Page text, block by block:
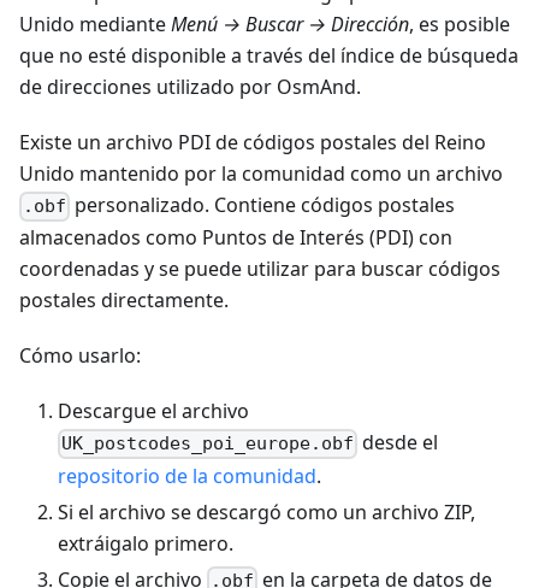
Unido medianteMenú → Buscar → Dirección, es posible
que no esté disponible a través del índice de búsqueda
de direcciones utilizado por OsmAnd.
Existe un archivo PDI de códigos postales del Reino
Unido mantenido por la comunidad como un archivo
.obf personalizado. Contiene códigos postales
almacenados como Puntos de Interés (PDI) con
coordenadas y se puede utilizar para buscar códigos
postales directamente.
Cómo usarlo:
Descargue el archivo
UK_postcodes_poi_europe.obf desde el
repositorio de la comunidad.
Si el archivo se descargó como un archivo ZIP,
extráigalo primero.
Copie el archivo
.obf en la carpeta de datos de